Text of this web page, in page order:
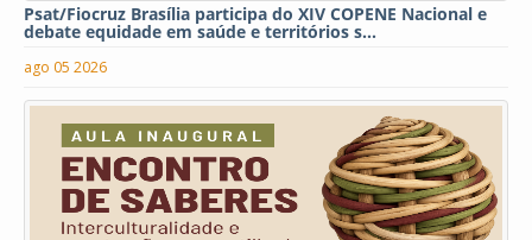
Psat/Fiocruz Brasília participa do XIV COPENE Nacional e
debate equidade em saúde e territórios s...
ago 05 2026